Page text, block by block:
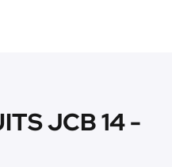
JCB 14 -